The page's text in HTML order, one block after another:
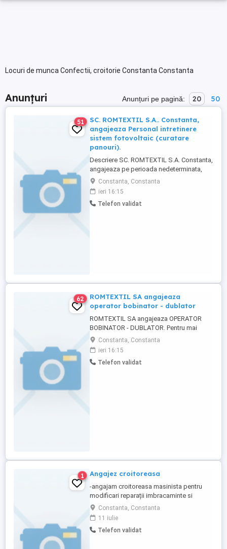
Locuri de munca Confectii, croitorie Constanta Constanta
Anunțuri Anunțuri pe pagină: 20 50
51
SC. ROMTEXTIL S.A.. Constanta,
angajeaza Personal intretinere
sistem fotovoltaic (curatare
panouri).
Descriere SC. ROMTEXTIL S.A. Constanta,
angajeaza pe perioada nedeterminata,
pentru fabrica de saci de polipropilena,
din Constanta, bulevardul Aurel Vlaicu, Nr
125, ET. 1, PERSONAL PENTRU
INTRETINEREA SISTEMULUI
Constanta, Constanta
ieri 16:15
Telefon validat
62
ROMTEXTIL SA angajeaza
operator bobinator - dublator
ROMTEXTIL SA angajeaza OPERATOR
BOBINATOR - DUBLATOR. Pentru mai
multe informatii, va rugam , sa veniti la
sediul firmei din Constanta, Bulevardul
Aurel Vlaicu 125, intre orele 8.30-16.00, de
luni pana vineri, unde veti primi toate
Constanta, Constanta
ieri 16:15
Telefon validat
1 Angajez croitoreasa
-angajam croitoreasa masinista pentru
modificari reparații imbracaminte si
confecționare de uniforme de
luctu:cămăși,pantaloni geci etc Salariu
3000 lei.Dorim seriozitate.
Constanta, Constanta
11 iulie
Telefon validat